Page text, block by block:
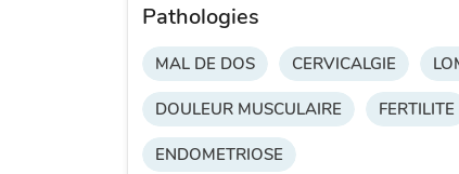
Pathologies
MAL DE DOS CERVICALGIE
DOULEUR MUSCULAIRE FERTILITE
ENDOMETRIOSE